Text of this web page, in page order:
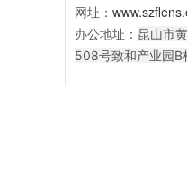
网址：
办公地址： 昆山市
508号致和产业园B